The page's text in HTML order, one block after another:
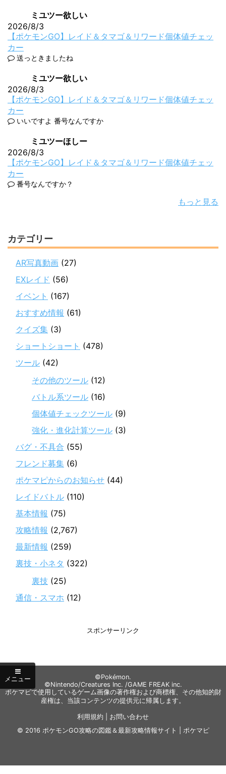
ミユツー欲しい
2026/8/3
【ポケモンGO】レイド＆タマゴ＆リワード個体値チェッ
カー
送っときましたね
ミユツー欲しい
2026/8/3
【ポケモンGO】レイド＆タマゴ＆リワード個体値チェッ
カー
いいですよ 番号なんですか
ミユツーほしー
2026/8/3
【ポケモンGO】レイド＆タマゴ＆リワード個体値チェッ
カー
番号なんですか？
もっと見る
カテゴリー
AR写真動画 (27)
EXレイド (56)
イベント (167)
おすすめ情報 (61)
クイズ集 (3)
ショートショート (478)
ツール (42)
その他のツール (12)
バトル系ツール (16)
個体値チェックツール (9)
強化・進化計算ツール (3)
バグ・不具合 (55)
フレンド募集 (6)
ポケマピからのお知らせ (44)
レイドバトル (110)
基本情報 (75)
攻略情報 (2,767)
最新情報 (259)
裏技・小ネタ (322)
裏技 (25)
通信・スマホ (12)
スポンサーリンク
©Pokémon.
©Nintendo/Creatures Inc. /GAME FREAK inc.
ポケマピで使用しているゲーム画像の著作権および商標権、その他知的財
産権は、当該コンテンツの提供元に帰属します。
利用規約
お問い合わせ
© 2016 ポケモンGO攻略の図鑑＆最新攻略情報サイト | ポケマピ